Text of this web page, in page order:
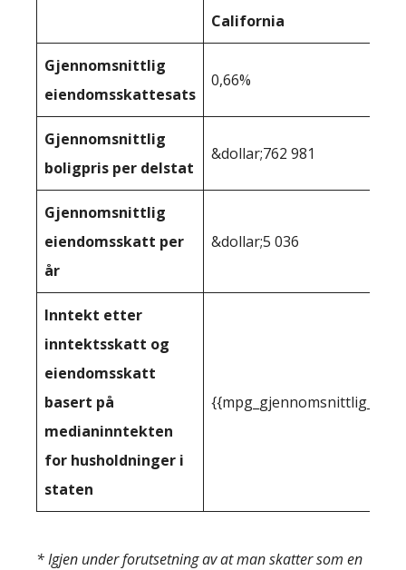
California
Gjennomsnittlig
eiendomsskattesats
0,66%
Gjennomsnittlig
boligpris per delstat
&dollar;762 981
Gjennomsnittlig
eiendomsskatt per
år
&dollar;5 036
Inntekt etter
inntektsskatt og
eiendomsskatt
basert på
medianinntekten
for husholdninger i
staten
* Igjen under forutsetning av at man skatter som en